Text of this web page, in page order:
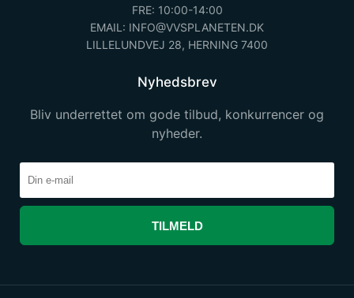
FRE: 10:00-14:00
EMAIL: INFO@VVSPLANETEN.DK
LILLELUNDVEJ 28, HERNING 7400
Nyhedsbrev
Bliv underrettet om gode tilbud, konkurrencer og
nyheder.
TILMELD